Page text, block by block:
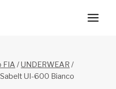
FIA /UNDERWEAR /
UI-600 Bianco